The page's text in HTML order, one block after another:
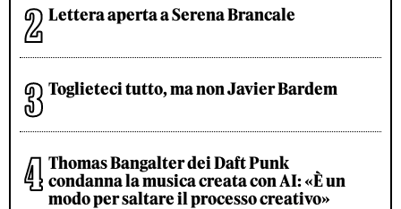
Lettera aperta a Serena Brancale
Toglieteci tutto, ma non Javier Bardem
Thomas Bangalter dei Daft Punk
condanna la musica creata con AI: «È un
modo per saltare il processo creativo»